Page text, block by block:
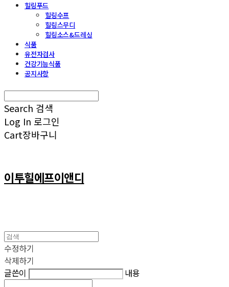
힐링푸드
힐링수프
힐링스무디
힐링소스&드레싱
식품
유전자검사
건강기능식품
공지사항
Search 검색
Log In 로그인
Cart장바구니
이투힐에프이앤디
수정하기
삭제하기
글쓴이
내용